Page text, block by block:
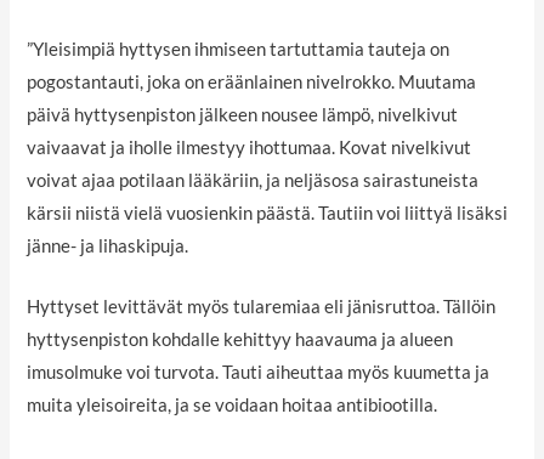
”Yleisimpiä hyttysen ihmiseen tartuttamia tauteja on
pogostantauti, joka on eräänlainen nivelrokko. Muutama
päivä hyttysenpiston jälkeen nousee lämpö, nivelkivut
vaivaavat ja iholle ilmestyy ihottumaa. Kovat nivelkivut
voivat ajaa potilaan lääkäriin, ja neljäsosa sairastuneista
kärsii niistä vielä vuosienkin päästä. Tautiin voi liittyä lisäksi
jänne- ja lihaskipuja.
Hyttyset levittävät myös tularemiaa eli jänisruttoa. Tällöin
hyttysenpiston kohdalle kehittyy haavauma ja alueen
imusolmuke voi turvota. Tauti aiheuttaa myös kuumetta ja
muita yleisoireita, ja se voidaan hoitaa antibiootilla.